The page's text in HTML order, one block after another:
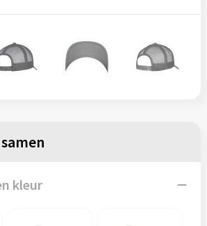
kleur